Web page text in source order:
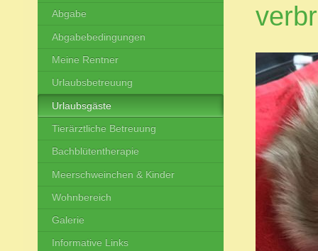
Abgabe
Abgabebedingungen
Meine Rentner
Urlaubsbetreuung
Urlaubsgäste
Tierärztliche Betreuung
Bachblütentherapie
Meerschweinchen & Kinder
Wohnbereich
Galerie
Informative Links